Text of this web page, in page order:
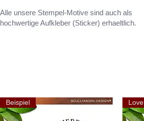
Alle unsere Stempel-Motive sind auch als
hochwertige Aufkleber (Sticker) erhaeltlich.
Beispiel Love